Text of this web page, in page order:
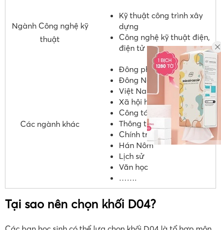
Ngành Công nghệ kỹ
thuật
Kỹ thuật công trình xây
dựng
Công nghệ kỹ thuật điện,
điện tử
Các ngành khác
Đông phương học
Đông Nam á học
Việt Nam học
Xã hội học
Công tác xã hội
Thông tin học
Chính trị học
Hán Nôm
Lịch sử
Văn học
…….
Tại sao nên chọn khối D04?